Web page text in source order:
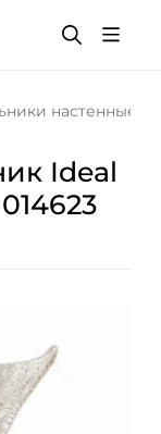
настенные
Ideal